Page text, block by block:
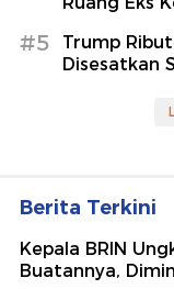
#5
Trump
Disesatkan
Berita Terkini
Kepala BRIN
Buatannya,